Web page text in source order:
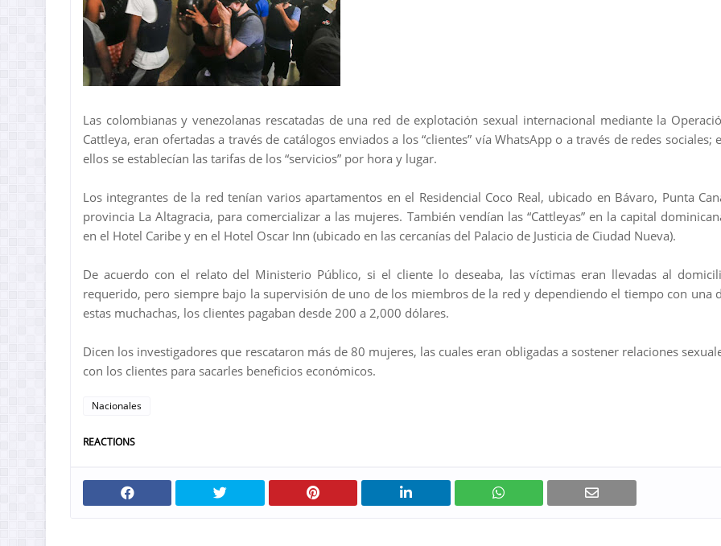
Las colombianas y venezolanas rescatadas de una red de explotación sexual internacional mediante la
Cattleya, eran ofertadas a través de catálogos enviados a los “clientes” vía WhatsApp o a través de redes sociales;
ellos se establecían las tarifas de los “servicios” por hora y lugar.
Los integrantes de la red tenían varios apartamentos en el Residencial Coco Real, ubicado en Bávaro, Punta
provincia La Altagracia, para comercializar a las mujeres. También vendían las “Cattleyas” en la capital
en el Hotel Caribe y en el Hotel Oscar Inn (ubicado en las cercanías del Palacio de Justicia de Ciudad Nueva).
De acuerdo con el relato del Ministerio Público, si el cliente lo deseaba, las víctimas eran llevadas al
requerido, pero siempre bajo la supervisión de uno de los miembros de la red y dependiendo el tiempo con una
estas muchachas, los clientes pagaban desde 200 a 2,000 dólares.
Dicen los investigadores que rescataron más de 80 mujeres, las cuales eran obligadas a sostener relaciones
con los clientes para sacarles beneficios económicos.
Nacionales
REACTIONS